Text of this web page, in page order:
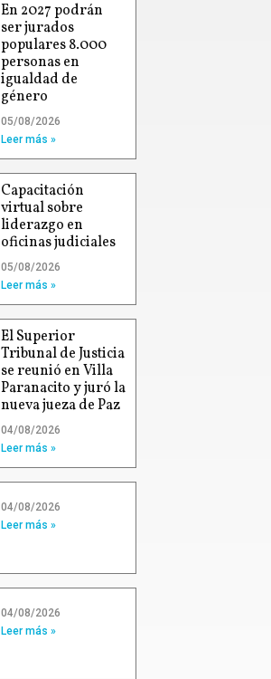
En 2027 podrán
ser jurados
populares 8.000
personas en
igualdad de
género
05/08/2026
Leer más »
Capacitación
virtual sobre
liderazgo en
oficinas judiciales
05/08/2026
Leer más »
El Superior
Tribunal de Justicia
se reunió en Villa
Paranacito y juró la
nueva jueza de Paz
04/08/2026
Leer más »
04/08/2026
Leer más »
04/08/2026
Leer más »